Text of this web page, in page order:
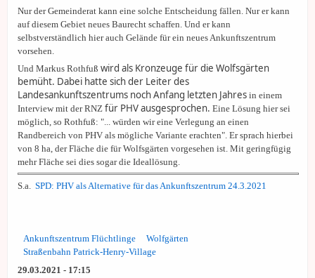
Nur der Gemeinderat kann eine solche Entscheidung fällen. Nur er kann
auf diesem Gebiet neues Baurecht schaffen. Und er kann
selbstverständlich hier auch Gelände für ein neues Ankunftszentrum
vorsehen.
Und Markus Rothfuß wird als Kronzeuge für die Wolfsgärten
bemüht. Dabei hatte sich der Leiter des
Landesankunftszentrums noch Anfang letzten Jahres in einem
Interview mit der RNZ für PHV ausgesprochen. Eine Lösung hier sei
möglich, so Rothfuß: "... würden wir eine Verlegung an einen
Randbereich von PHV als mögliche Variante erachten". Er sprach hierbei
von 8 ha, der Fläche die für Wolfsgärten vorgesehen ist. Mit geringfügig
mehr Fläche sei dies sogar die Ideallösung.
S.a. SPD: PHV als Alternative für das Ankunftszentrum 24.3.2021
Ankunftszentrum Flüchtlinge
Wolfgärten
Straßenbahn Patrick-Henry-Village
29.03.2021 - 17:15